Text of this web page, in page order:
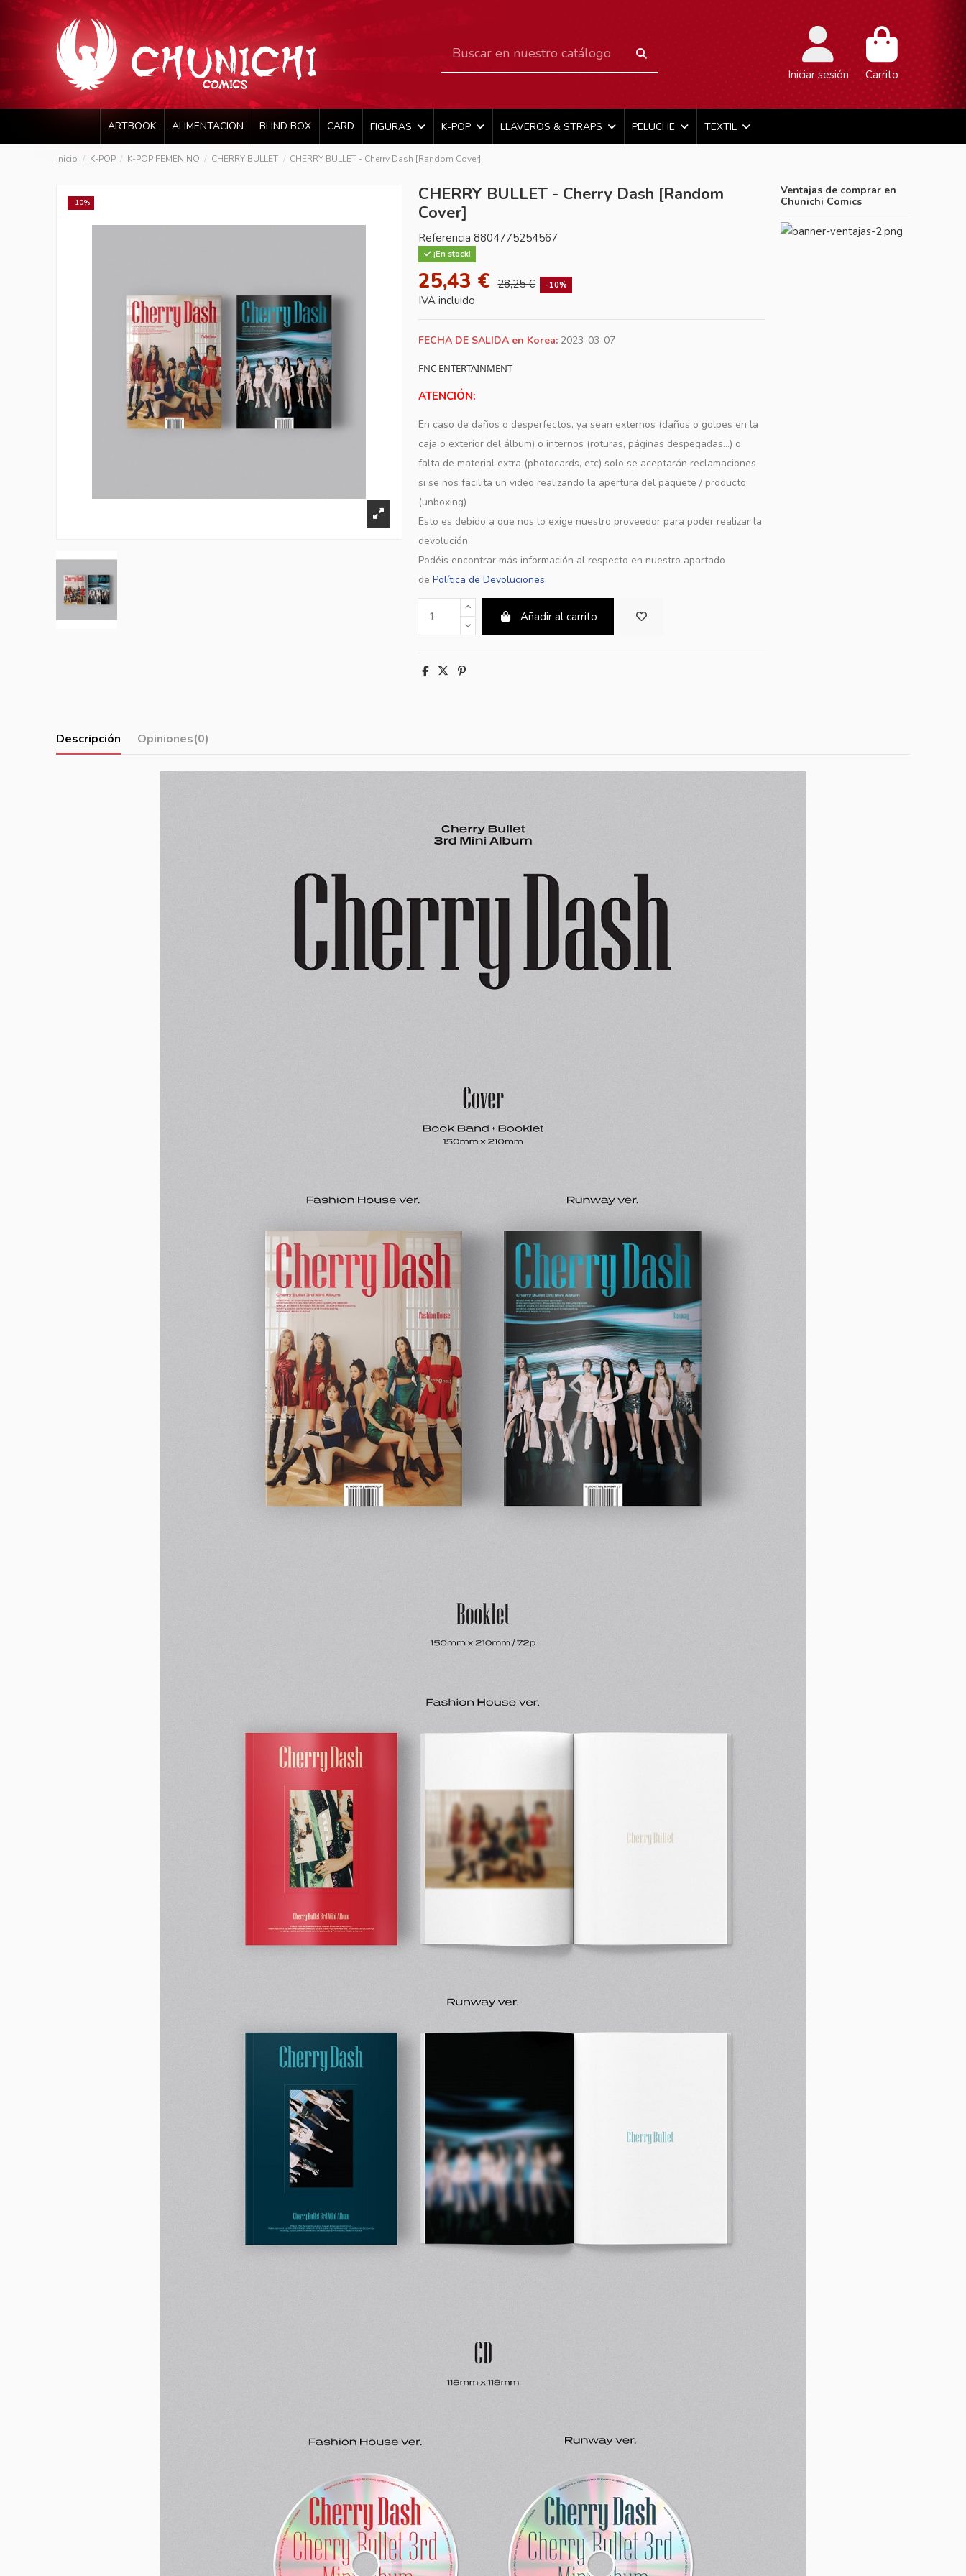
Iniciar sesión Carrito
ARTBOOK ALIMENTACION BLIND BOX CARD FIGURAS K-POP LLAVEROS & STRAPS PELUCHE TEXTIL
Inicio K-POP K-POP FEMENINO CHERRY BULLET CHERRY BULLET - Cherry Dash [Random Cover]
-10%
CHERRY BULLET - Cherry Dash [Random
Cover]
Referencia 8804775254567
¡En stock!
25,43 € 28,25 € -10%
IVA incluido
FECHA DE SALIDA en Korea: 2023-03-07
FNC ENTERTAINMENT
ATENCIÓN:
En caso de daños o desperfectos, ya sean externos (daños o golpes en la
caja o exterior del álbum) o internos (roturas, páginas despegadas...) o
falta de material extra (photocards, etc) solo se aceptarán reclamaciones
si se nos facilita un video realizando la apertura del paquete / producto
(unboxing)
Esto es debido a que nos lo exige nuestro proveedor para poder realizar la
devolución.
Podéis encontrar más información al respecto en nuestro apartado
de Política de Devoluciones.
Añadir al carrito
Ventajas de comprar en
Chunichi Comics
Descripción Opiniones(0)